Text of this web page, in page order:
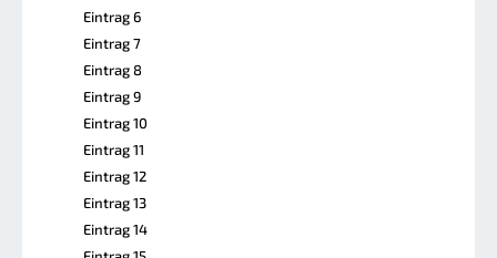
Eintrag 6
Eintrag 7
Eintrag 8
Eintrag 9
Eintrag 10
Eintrag 11
Eintrag 12
Eintrag 13
Eintrag 14